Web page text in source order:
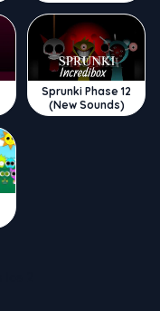
Sprunki Phase 12
(New Sounds)